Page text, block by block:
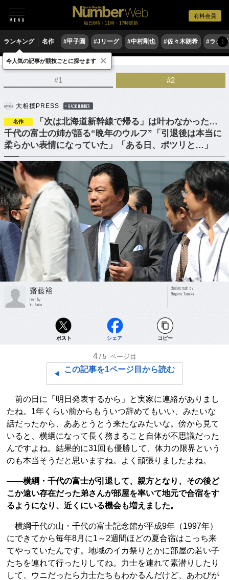
有料会員
毎日6時・11時・17時更新
ランキング 名作 #甲子園 #Jリーグ #中村剛也 #佐々木朗希 #ラグ〉
格闘技 相撲
#1 #2
大相撲PRESS BACK NUMBER
名作
「次は北海道新幹線で帰る」は叶わなかった…
千代の富士の姉が語る“晩年のウルフ”「引退後は本当に
柔らかい表情になっていた」「ある日、ポツリと…」
齋藤裕
text by
Yu Saito
photograph by
Shigeru Tanaka
ポスト シェア コピー
4 /5 ページ目
この記事を1ページ目から読む
前の日に「明日発表するから」と実家に連絡がありまし
たね。1年くらい前からもういつ辞めてもいい、みたいな
話だったから、ああとうとう来たなみたいな。傍から見て
いると、横綱になって長く務まること自体が不思議だった
んですよね。結果的に31回も優勝して、体力の限界という
のも本当そうだと思いますね。よく頑張りましたよね。
――横綱・千代の富士が引退して、親方となり、その後ど
こか遠い存在だった弟さんが部屋を率いて地元で合宿をす
るようになり、近くにいる機会も増えました。
横綱千代の山・千代の富士記念館が平成9年（1997年）
にできてから毎年8月に1～2週間ほどの夏合宿はこっち来
てやっていたんです。地域のイカ祭りとかに部屋の若い子
たちを連れて行ったりしてね。力士を連れて素潜りしたり
して、ウニだったら力士たちもわかるんだけど、あわびが
今人気の記事が競技ごとに探せます ×